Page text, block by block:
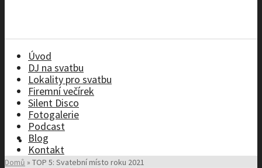
Úvod
DJ na svatbu
Lokality pro svatbu
Firemní večírek
Silent Disco
Fotogalerie
Podcast
Blog
Kontakt
Domů » TOP 5: Svatební místo roku 2021